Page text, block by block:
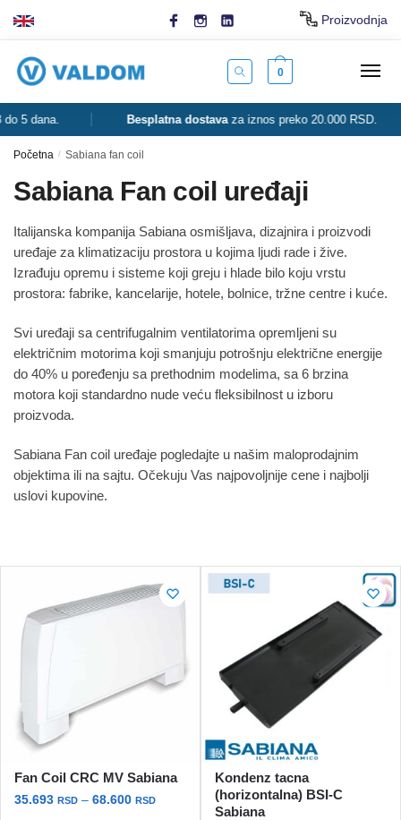
Proizvodnja
0
dana. Besplatna dostavaza iznos preko 20.000 RSD.
Početna / Sabiana fan coil
Sabiana Fan coil uređaji
Italijanska kompanija Sabiana osmišljava, dizajnira i proizvodi
uređaje za klimatizaciju prostora u kojima ljudi rade i žive.
Izrađuju opremu i sisteme koji greju i hlade bilo koju vrstu
prostora: fabrike, kancelarije, hotele, bolnice, tržne centre i kuće.
Svi uređaji sa centrifugalnim ventilatorima opremljeni su
električnim motorima koji smanjuju potrošnju električne energije
do 40% u poređenju sa prethodnim modelima, sa 6 brzina
motora koji standardno nude veću fleksibilnost u izboru
proizvoda.
Sabiana Fan coil uređaje pogledajte u našim maloprodajnim
objektima ili na sajtu. Očekuju Vas najpovoljnije cene i najbolji
uslovi kupovine.
Fan Coil CRC MV Sabiana
35.693 RSD – 68.600 RSDRaspon
Kondenz tacna
(horizontalna) BSI-C
Sabiana